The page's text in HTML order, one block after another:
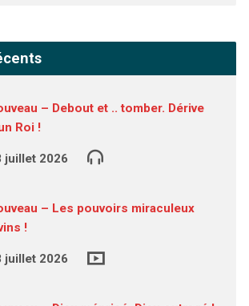
– Debout et .. tomber. Dérive
Roi !
juillet 2026
– Les pouvoirs miraculeux
!
juillet 2026